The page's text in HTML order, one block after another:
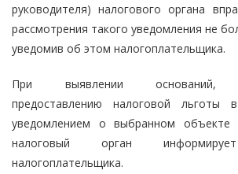
руководителя) налогового органа
рассмотрения такого уведомления не
уведомив об этом налогоплательщика.
При выявлении оснований,
предоставлению налоговой льготы
уведомлением о выбранном объекте
налоговый орган
налогоплательщика.